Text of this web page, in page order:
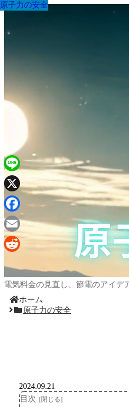
電気料金の見直し、節電のアイデ
ホーム
原子力の安全
原子力の安全
2024.09.21
目次
原子力の安全
原子力の安全
原子力の安全
原子力の安全
原子力の安全
原子力の安全
原子力の安全
原子力の安全
Line
X
Facebook
Email